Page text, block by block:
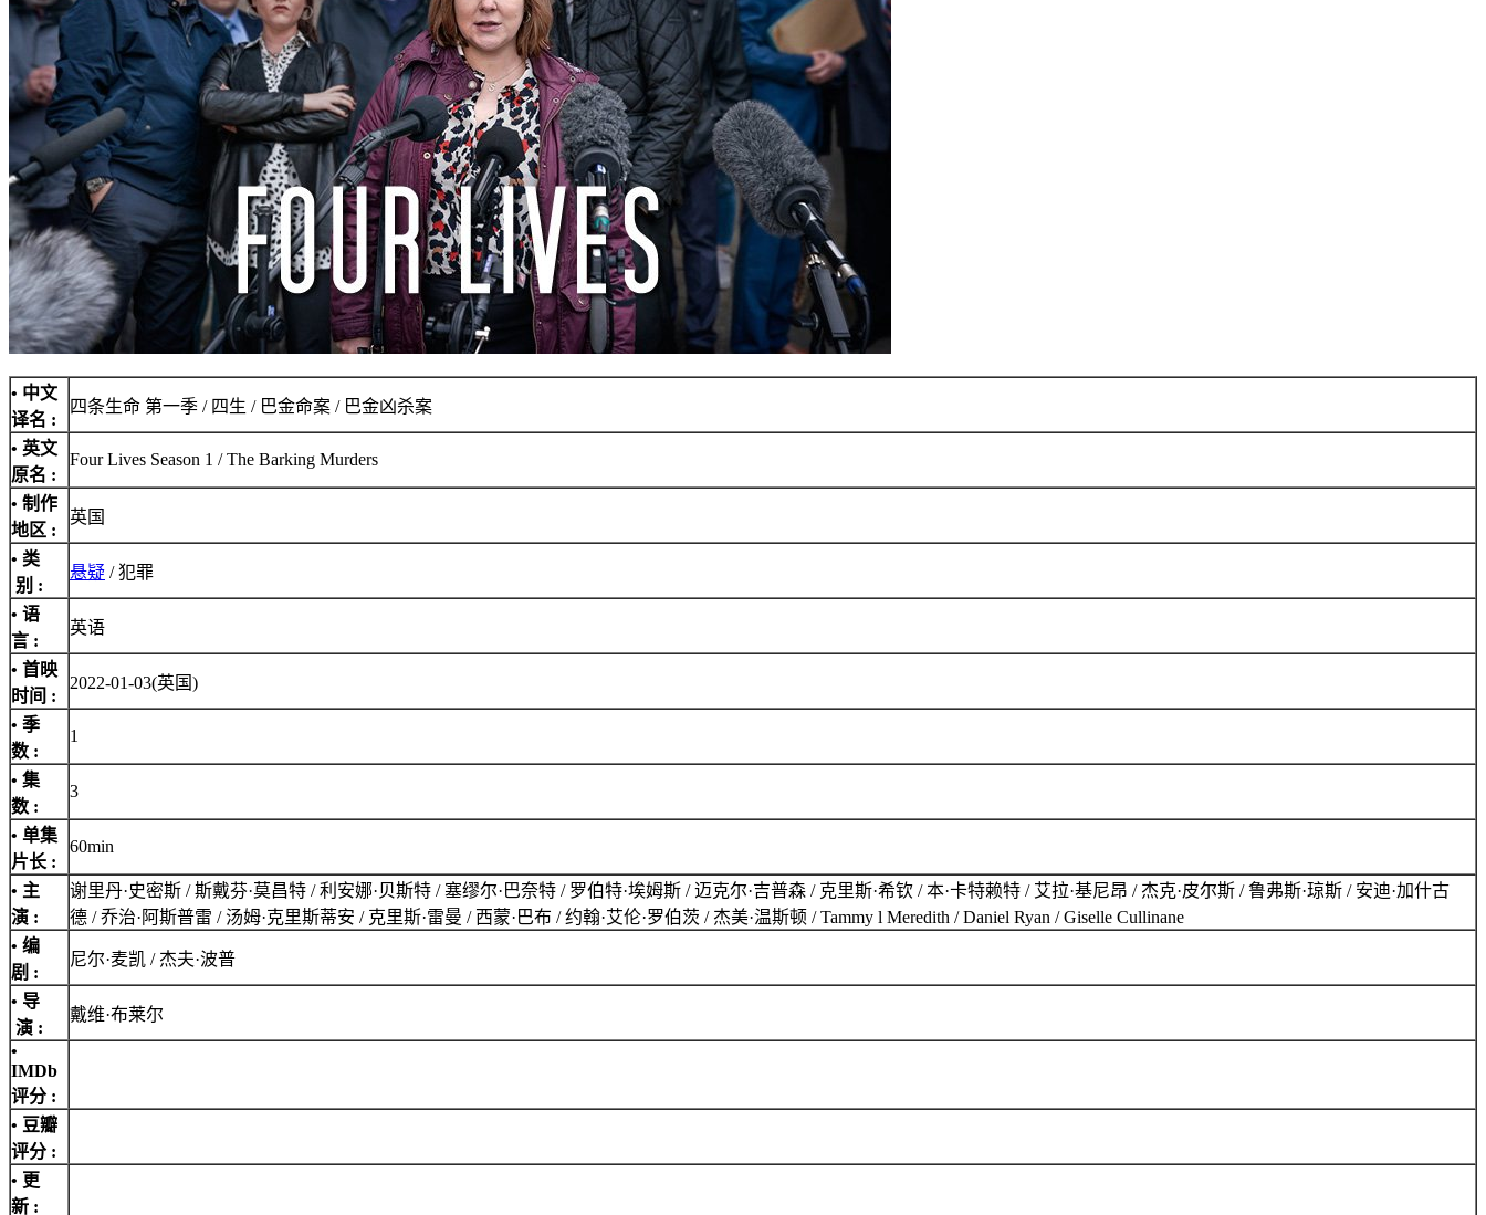
• 中文
译名 :
四条生命 第一季 / 四生 / 巴金命案 / 巴金凶杀案
• 英文
原名 :
Four Lives Season 1 / The Barking Murders
• 制作
地区 :
英国
• 类
别 :
悬疑 / 犯罪
• 语
言 :
英语
• 首映
时间 :
2022-01-03(英国)
• 季
数 :
1
• 集
数 :
3
• 单集
片长 :
60min
• 主
演 :
谢里丹·史密斯 / 斯戴芬·莫昌特 / 利安娜·贝斯特 / 塞缪尔·巴奈特 / 罗伯特·埃姆斯 / 迈克尔·吉普森 / 克里斯·希钦 / 本·卡特赖特 / 艾拉·基尼昂 / 杰克·皮尔斯 / 鲁弗斯·琼斯 / 安迪·加什古
德 / 乔治·阿斯普雷 / 汤姆·克里斯蒂安 / 克里斯·雷曼 / 西蒙·巴布 / 约翰·艾伦·罗伯茨 / 杰美·温斯顿 / Tammy l Meredith / Daniel Ryan / Giselle Cullinane
• 编
剧 :
尼尔·麦凯 / 杰夫·波普
• 导
演 :
戴维·布莱尔
•
IMDb
评分 :
• 豆瓣
评分 :
• 更
新 :